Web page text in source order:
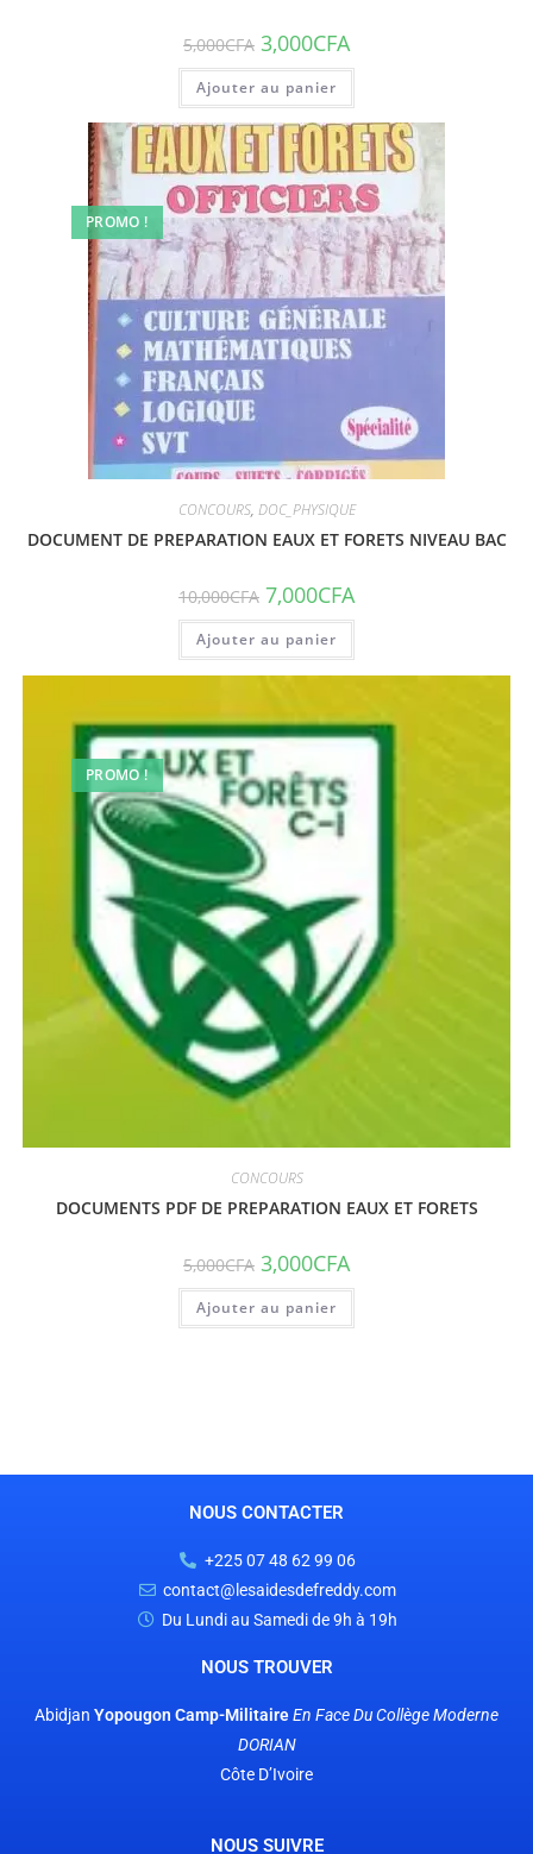
5,000CFA 3,000CFA
Ajouter au panier
PROMO !
CONCOURS, DOC_PHYSIQUE
DOCUMENT DE PREPARATION EAUX ET FORETS NIVEAU BAC
10,000CFA 7,000CFA
Ajouter au panier
PROMO !
CONCOURS
DOCUMENTS PDF DE PREPARATION EAUX ET FORETS
5,000CFA 3,000CFA
Ajouter au panier
NOUS CONTACTER
+225 07 48 62 99 06
contact@lesaidesdefreddy.com
Du Lundi au Samedi de 9h à 19h
NOUS TROUVER
Abidjan Yopougon Camp-MilitaireEn FaceDu Collège Moderne
DORIAN
Côte D’Ivoire
NOUS SUIVRE